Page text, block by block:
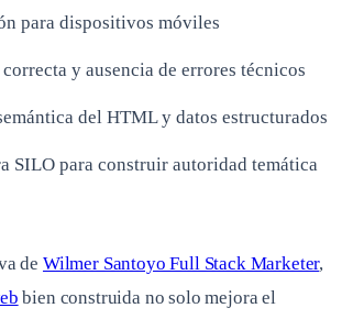
para dispositivos móviles
y ausencia de errores técnicos
del HTML y datos estructurados
SILO para construir autoridad temática
de Wilmer Santoyo Full Stack Marketer,
bien construida no solo mejora el